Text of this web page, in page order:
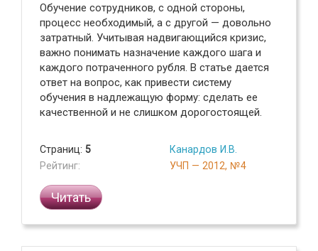
Обучение сотрудников, с одной стороны,
процесс необходимый, а с другой — довольно
затратный. Учитывая надвигающийся кризис,
важно понимать назначение каждого шага и
каждого потраченного рубля. В статье дается
ответ на вопрос, как привести систему
обучения в надлежащую форму: сделать ее
качественной и не слишком дорогостоящей.
Страниц: 5
Рейтинг:
Канардов И.В.
УЧП — 2012, №4
Читать